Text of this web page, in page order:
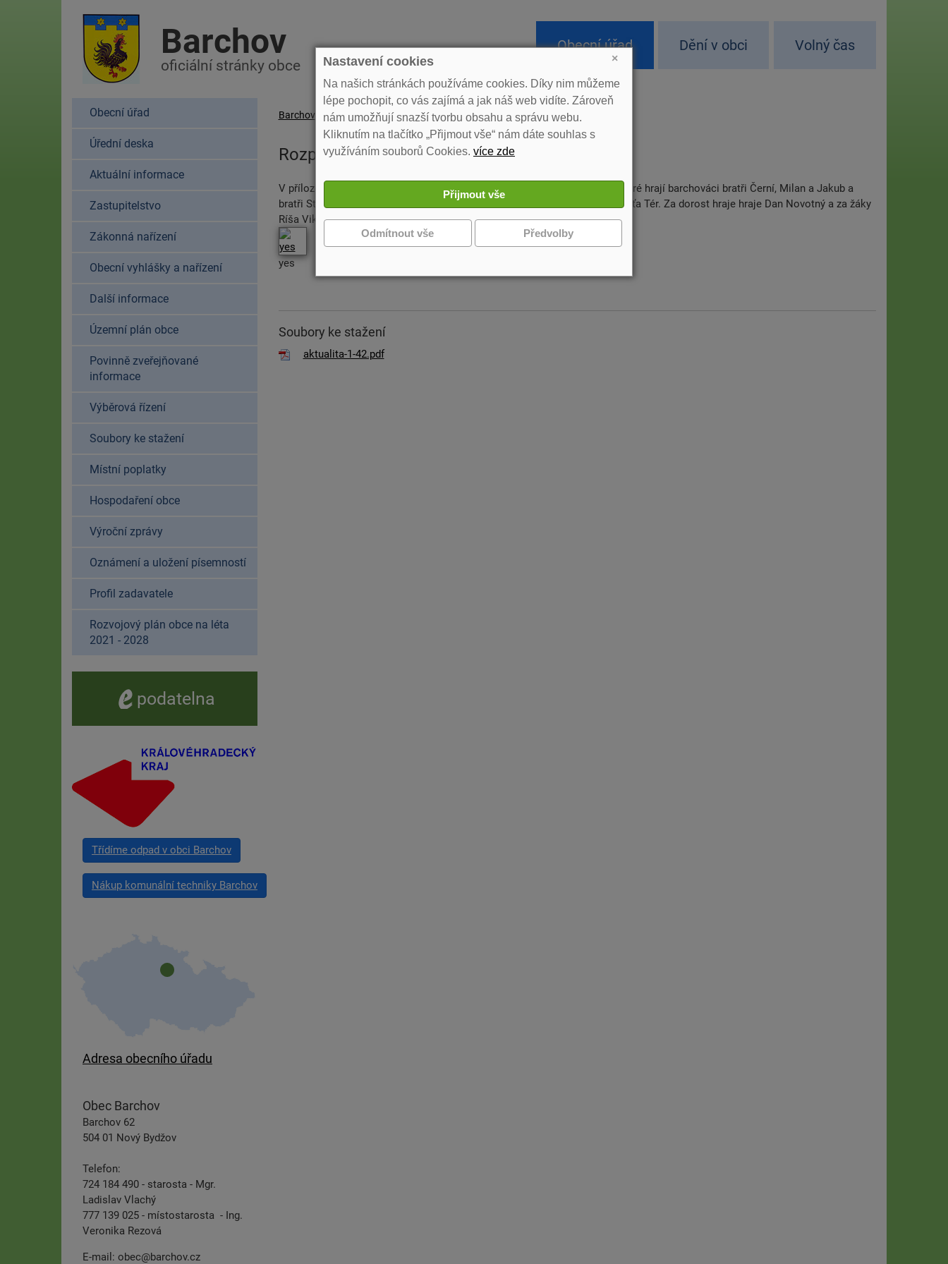
Barchov
oficiální stránky obce
Obecní úřad Dění v obci Volný čas
Obecní úřad
Úřední deska
Aktuální informace
Zastupitelstvo
Zákonná nařízení
Obecní vyhlášky a nařízení
Další informace
Územní plán obce
Povinně zveřejňované
informace
Výběrová řízení
Soubory ke stažení
Místní poplatky
Hospodaření obce
Výroční zprávy
Oznámení a uložení písemností
Profil zadavatele
Rozvojový plán obce na léta
2021 - 2028
Barchov »Rozpis jarních utkání TJ Spartak Kosičky
Rozpis jarních utkání TJ Spartak Kosičky
V příloze najdete rozpis jarních utkání mužstva A TJ Spartak Kosičky, za které hrají barchováci bratři Černí, Milan a Jakub a
bratři Stránští, Milan a Martin, dále Honza Novák a samozřejmě legionář Péťa Tér. Za dorost hraje hraje Dan Novotný a za žáky
Ríša Vik a Matěj Zítko, přijďte jim zafandit...
yes
Soubory ke stažení
aktualita-1-42.pdf
e -podatelna
Třídíme odpad v obci Barchov
Nákup komunální techniky Barchov
Adresa obecního úřadu
Obec Barchov
Barchov 62
504 01 Nový Bydžov
Telefon:
724 184 490 - starosta - Mgr.
Ladislav Vlachý
777 139 025 - místostarosta - Ing.
Veronika Rezová
E-mail: obec@barchov.cz
×
Nastavení cookies
Na našich stránkách používáme cookies. Díky nim můžeme
lépe pochopit, co vás zajímá a jak náš web vidíte. Zároveň
nám umožňují snazší tvorbu obsahu a správu webu.
Kliknutím na tlačítko „Přijmout vše“ nám dáte souhlas s
využíváním souborů Cookies. více zde